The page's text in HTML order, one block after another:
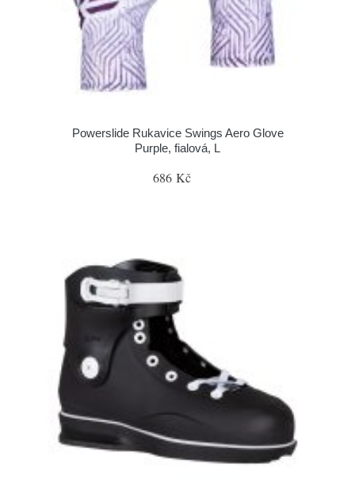
Powerslide Rukavice Swings Aero Glove
Purple, fialová, L
686 Kč